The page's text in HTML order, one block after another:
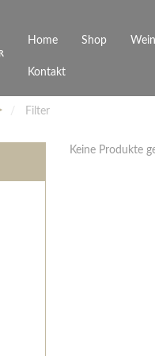
Home Shop
Weißweine
Roséweine
Junges Schwaben
Veranstaltungen
Kontakt
Filter
Keine Produkte